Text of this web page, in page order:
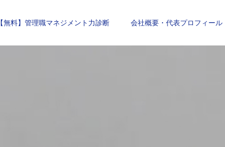
【無料】管理職マネジメント力診断 会社概要・代表プロフィール